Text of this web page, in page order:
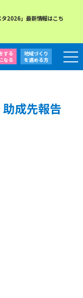
タ2026」最新情報はこち
する
なる
地域づくり
を進める方
助成先報告